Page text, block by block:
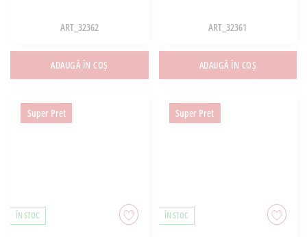
ART_32362
ADAUGĂ ÎN COȘ
ART_32361
ADAUGĂ ÎN COȘ
Super Pret
ÎN STOC
Super Pret
ÎN STOC